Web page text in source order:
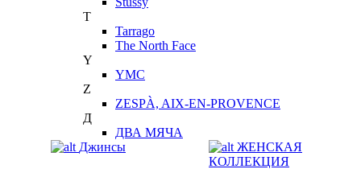
T
Tarrago
The North Face
Y
YMC
Z
ZESPÀ, AIX-EN-PROVENCE
Д
ДВА МЯЧА
Джинсы
ЖЕНСКАЯ
КОЛЛЕКЦИЯ